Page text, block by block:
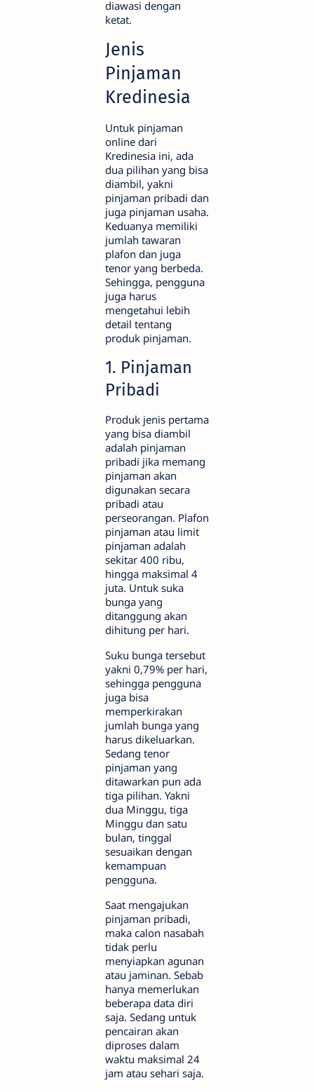
diawasi dengan
ketat.
Jenis
Pinjaman
Kredinesia
Untuk pinjaman
online dari
Kredinesia ini, ada
dua pilihan yang bisa
diambil, yakni
pinjaman pribadi dan
juga pinjaman usaha.
Keduanya memiliki
jumlah tawaran
plafon dan juga
tenor yang berbeda.
Sehingga, pengguna
juga harus
mengetahui lebih
detail tentang
produk pinjaman.
1. Pinjaman
Pribadi
Produk jenis pertama
yang bisa diambil
adalah pinjaman
pribadi jika memang
pinjaman akan
digunakan secara
pribadi atau
perseorangan. Plafon
pinjaman atau limit
pinjaman adalah
sekitar 400 ribu,
hingga maksimal 4
juta. Untuk suka
bunga yang
ditanggung akan
dihitung per hari.
Suku bunga tersebut
yakni 0,79% per hari,
sehingga pengguna
juga bisa
memperkirakan
jumlah bunga yang
harus dikeluarkan.
Sedang tenor
pinjaman yang
ditawarkan pun ada
tiga pilihan. Yakni
dua Minggu, tiga
Minggu dan satu
bulan, tinggal
sesuaikan dengan
kemampuan
pengguna.
Saat mengajukan
pinjaman pribadi,
maka calon nasabah
tidak perlu
menyiapkan agunan
atau jaminan. Sebab
hanya memerlukan
beberapa data diri
saja. Sedang untuk
pencairan akan
diproses dalam
waktu maksimal 24
jam atau sehari saja.